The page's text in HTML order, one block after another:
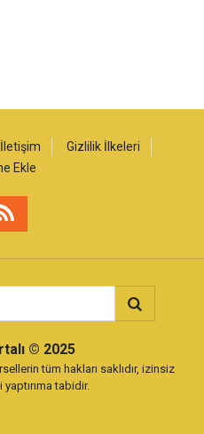
İletişim
Gizlilik İlkeleri
Ekle
© 2025
tüm hakları saklıdır, izinsiz
yaptırıma tabidir.